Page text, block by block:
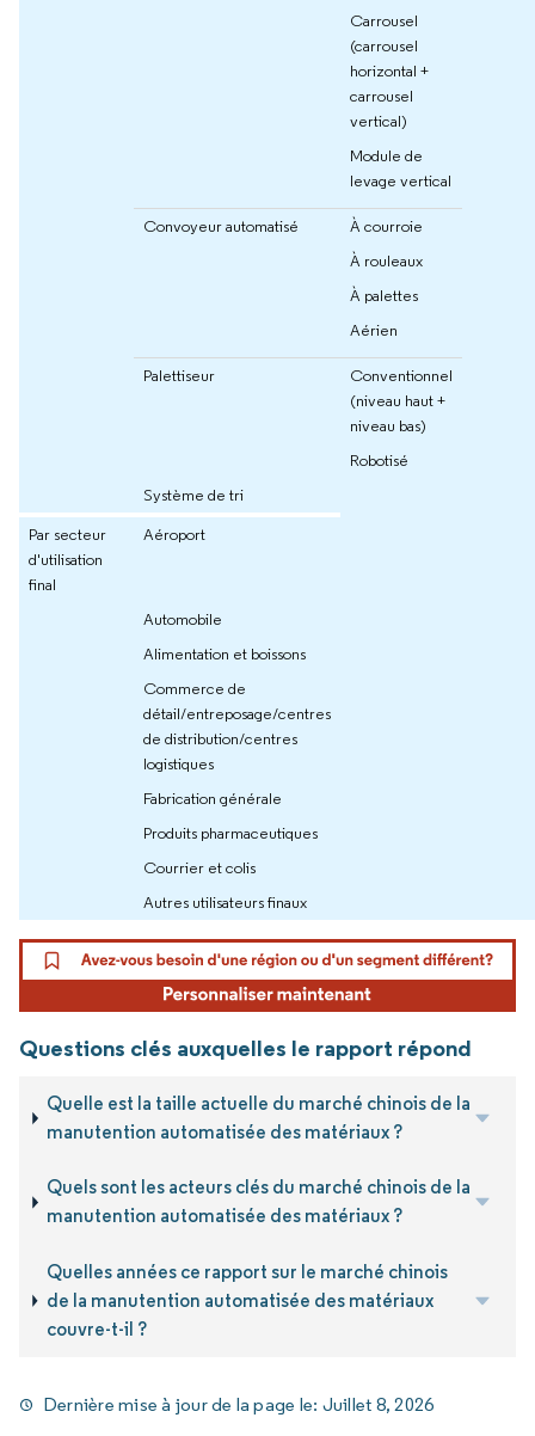
Carrousel
(carrousel
horizontal +
carrousel
vertical)
Module de
levage vertical
Convoyeur automatisé
À courroie
À rouleaux
À palettes
Aérien
Palettiseur
Conventionnel
(niveau haut +
niveau bas)
Robotisé
Système de tri
Par secteur
d'utilisation
final
Aéroport
Automobile
Alimentation et boissons
Commerce de
détail/entreposage/centres
de distribution/centres
logistiques
Fabrication générale
Produits pharmaceutiques
Courrier et colis
Autres utilisateurs finaux
Questions clés auxquelles le rapport répond
Quelle est la taille actuelle du marché chinois de la
manutention automatisée des matériaux ?
Quels sont les acteurs clés du marché chinois de la
manutention automatisée des matériaux ?
Quelles années ce rapport sur le marché chinois
de la manutention automatisée des matériaux
couvre-t-il ?
Dernière mise à jour de la page le: Juillet 8, 2026